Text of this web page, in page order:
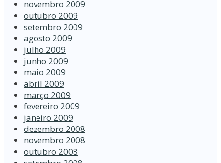
novembro 2009
outubro 2009
setembro 2009
agosto 2009
julho 2009
junho 2009
maio 2009
abril 2009
março 2009
fevereiro 2009
janeiro 2009
dezembro 2008
novembro 2008
outubro 2008